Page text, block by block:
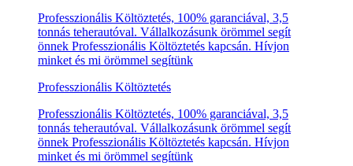
Professzionális Költöztetés, 100% garanciával, 3,5
tonnás teherautóval. Vállalkozásunk örömmel segít
önnek Professzionális Költöztetés kapcsán. Hívjon
minket és mi örömmel segítünk
Professzionális Költöztetés
Professzionális Költöztetés, 100% garanciával, 3,5
tonnás teherautóval. Vállalkozásunk örömmel segít
önnek Professzionális Költöztetés kapcsán. Hívjon
minket és mi örömmel segítünk